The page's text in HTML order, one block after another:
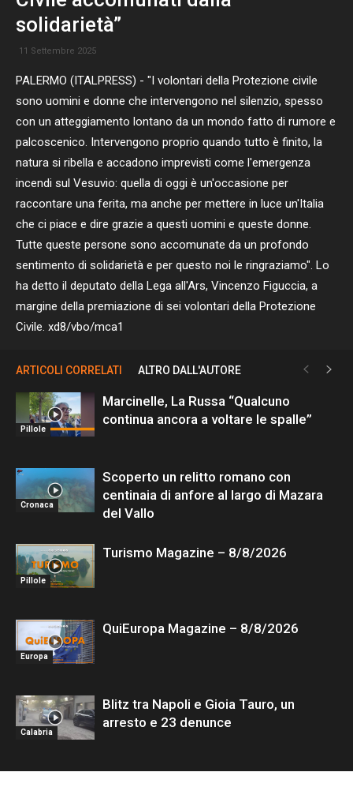
solidarietà”
11 Settembre 2025
PALERMO (ITALPRESS) - "I volontari della Protezione civile
sono uomini e donne che intervengono nel silenzio, spesso
con un atteggiamento lontano da un mondo fatto di rumore e
palcoscenico. Intervengono proprio quando tutto è finito, la
natura si ribella e accadono imprevisti come l'emergenza
incendi sul Vesuvio: quella di oggi è un'occasione per
raccontare una ferita, ma anche per mettere in luce un'Italia
che ci piace e dire grazie a questi uomini e queste donne.
Tutte queste persone sono accomunate da un profondo
sentimento di solidarietà e per questo noi le ringraziamo". Lo
ha detto il deputato della Lega all'Ars, Vincenzo Figuccia, a
margine della premiazione di sei volontari della Protezione
Civile. xd8/vbo/mca1
ARTICOLI CORRELATI ALTRO DALL'AUTORE
Pillole
Marcinelle, La Russa “Qualcuno
continua ancora a voltare le spalle”
Cronaca
Scoperto un relitto romano con
centinaia di anfore al largo di Mazara
del Vallo
Pillole
Turismo Magazine – 8/8/2026
Europa
QuiEuropa Magazine – 8/8/2026
Calabria
Blitz tra Napoli e Gioia Tauro, un
arresto e 23 denunce